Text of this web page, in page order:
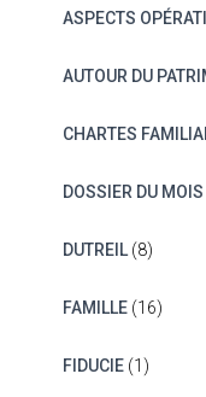
ASPECTS
AUTOUR DU
CHARTES
DOSSIER DU MOIS
DUTREIL(8)
FAMILLE(16)
FIDUCIE(1)